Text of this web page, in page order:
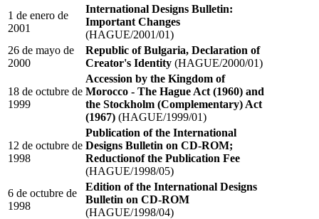
1 de enero de
2001
International Designs Bulletin:
Important Changes
(HAGUE/2001/01)
26 de mayo de
2000
Republic of Bulgaria, Declaration of
Creator's Identity (HAGUE/2000/01)
18 de octubre de
1999
Accession by the Kingdom of
Morocco - The Hague Act (1960) and
the Stockholm (Complementary) Act
(1967) (HAGUE/1999/01)
12 de octubre de
1998
Publication of the International
Designs Bulletin on CD-ROM;
Reductionof the Publication Fee
(HAGUE/1998/05)
6 de octubre de
1998
Edition of the International Designs
Bulletin on CD-ROM
(HAGUE/1998/04)